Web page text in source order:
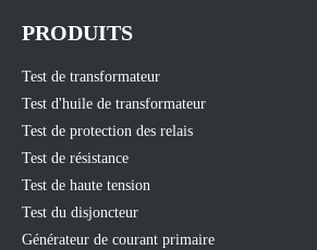
PRODUITS
Test de transformateur
Test d'huile de transformateur
Test de protection des relais
Test de résistance
Test de haute tension
Test du disjoncteur
Générateur de courant primaire